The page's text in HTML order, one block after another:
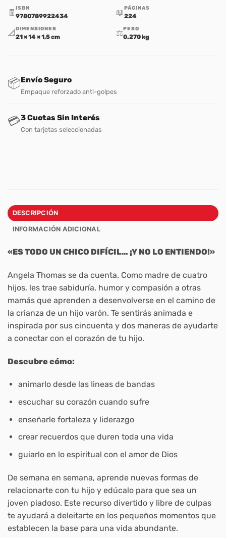
🧾 ISBN
9780789922434 📖PÁGINAS
224
📐 DIMENSIONES
21 × 14 × 1,5 cm ⚖️PESO
0.270 kg
📦Envío Seguro
Empaque reforzado anti-golpes
💳3 Cuotas Sin Interés
Con tarjetas seleccionadas
DESCRIPCIÓN
INFORMACIÓN ADICIONAL
«ES TODO UN CHICO DIFÍCIL… ¡Y NO LO ENTIENDO!»
Angela Thomas se da cuenta. Como madre de cuatro
hijos, les trae sabiduría, humor y compasión a otras
mamás que aprenden a desenvolverse en el camino de
la crianza de un hijo varón. Te sentirás animada e
inspirada por sus cincuenta y dos maneras de ayudarte
a conectar con el corazón de tu hijo.
Descubre cómo:
animarlo desde las Iineas de bandas
escuchar su corazón cuando sufre
enseñarle fortaleza y liderazgo
crear recuerdos que duren toda una vida
guiarlo en lo espiritual con el amor de Dios
De semana en semana, aprende nuevas formas de
relacionarte con tu hijo y edúcalo para que sea un
joven piadoso. Este recurso divertido y libre de culpas
te ayudará a deleitarte en los pequeños momentos que
establecen la base para una vida abundante.